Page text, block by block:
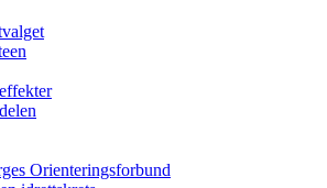
Orienteringsforbund